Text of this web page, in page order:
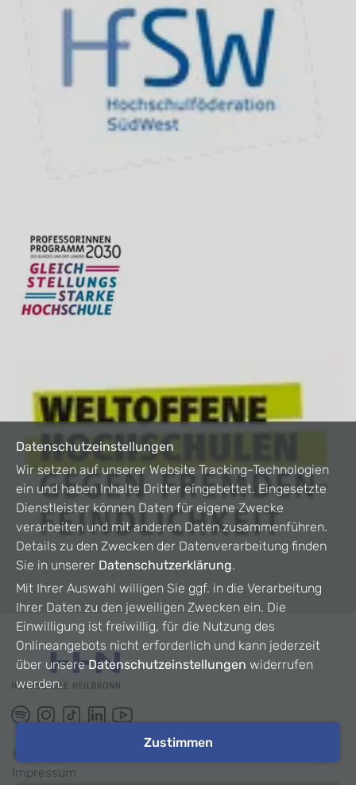
©
Impressum
Datenschutzeinstellungen
Wir setzen auf unserer Website Tracking-Technologien
ein und haben Inhalte Dritter eingebettet. Eingesetzte
Dienstleister können Daten für eigene Zwecke
verarbeiten und mit anderen Daten zusammenführen.
Details zu den Zwecken der Datenverarbeitung finden
Sie in unserer Datenschutzerklärung.
Mit Ihrer Auswahl willigen Sie ggf. in die Verarbeitung
Ihrer Daten zu den jeweiligen Zwecken ein. Die
Einwilligung ist freiwillig, für die Nutzung des
Onlineangebots nicht erforderlich und kann jederzeit
über unsereDatenschutzeinstellungen widerrufen
werden.
Zustimmen